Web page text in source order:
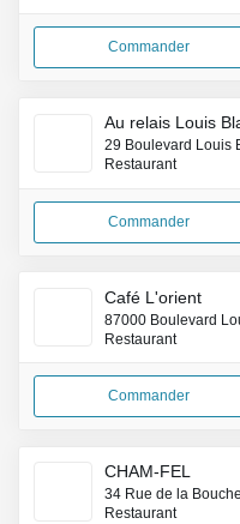
Commander
Au relais Louis
29 Boulevard Louis
Restaurant
Commander
Café L'orient
87000 Boulevard
Restaurant
Commander
CHAM-FEL
34 Rue de la
Restaurant